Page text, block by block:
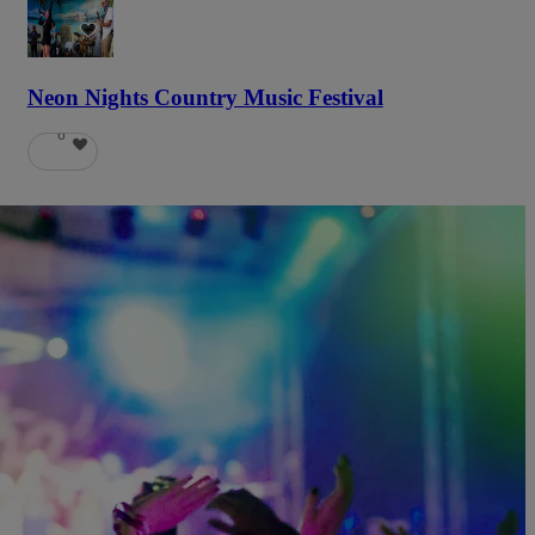
58
Neon Nights Country Music Festival
6